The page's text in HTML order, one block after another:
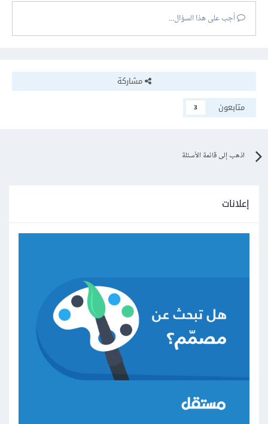
أجب على هذا السؤال...
مشاركة
متابعون
3
اذهب إلى قائمة الأسئلة
إعلانات